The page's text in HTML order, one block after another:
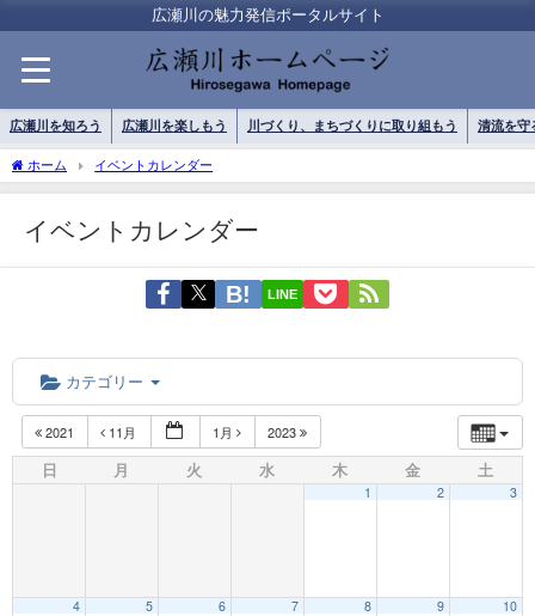
広瀬川の魅力発信ポータルサイト
広瀬川を知ろう 広瀬川を楽しもう 川づくり、まちづくりに取り組もう 清流を守
ホーム イベントカレンダー
イベントカレンダー
LINE
カテゴリー
2021 11月 1月 2023
日 月 火 水 木 金 土
1 2 3
4 5 6 7 8 9 10